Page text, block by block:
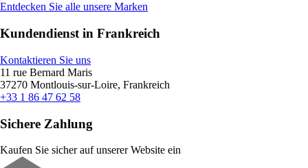
Entdecken Sie alle unsere Marken
Kundendienst in Frankreich
Kontaktieren Sie uns
11 rue Bernard Maris
37270 Montlouis-sur-Loire, Frankreich
+33 1 86 47 62 58
Sichere Zahlung
Kaufen Sie sicher auf unserer Website ein